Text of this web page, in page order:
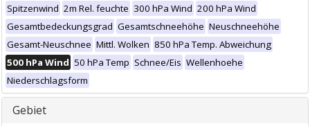
Spitzenwind 2m Rel. feuchte 300 hPa Wind 200 hPa Wind
Gesamtbedeckungsgrad Gesamtschneehöhe Neuschneehöhe
Gesamt-Neuschnee Mittl. Wolken 850 hPa Temp. Abweichung
500 hPa Wind 50 hPa Temp Schnee/Eis Wellenhoehe
Niederschlagsform
Gebiet